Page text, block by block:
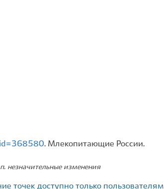
. Млекопитающие России.
незначительные изменения
точек доступно только пользователям